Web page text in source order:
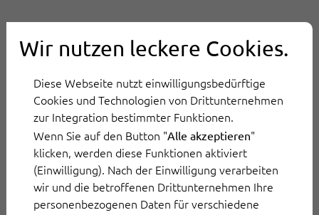
Wir nutzen leckere Cookies.
Diese Webseite nutzt einwilligungsbedürftige
Cookies und Technologien von Drittunternehmen
zur Integration bestimmter Funktionen.
Wenn Sie auf den Button "Alle akzeptieren"
klicken, werden diese Funktionen aktiviert
(Einwilligung). Nach der Einwilligung verarbeiten
wir und die betroffenen Drittunternehmen Ihre
personenbezogenen Daten für verschiedene
Digitaler
Dokumentenversand
Digital, schnell und sicher Dokumente und
Formulare an Kunden senden und von Kunden